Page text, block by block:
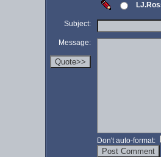
Subject:
Message:
Don't auto-format: